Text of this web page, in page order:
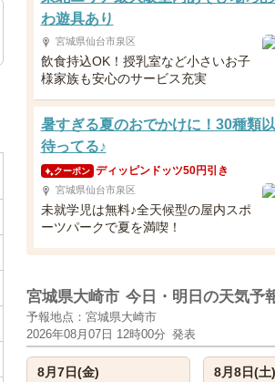
わ遊具あり
宮城県仙台市泉区
飲食持込OK！授乳室など小さいお子
様家族も安心のサービス充実
暑すぎる夏のおでかけに！30種類
待ってる♪
クーポン ディッピンドッツ50円引き
宮城県仙台市泉区
未就学児は無料♪全天候型の屋内スポ
ーツパークで夏を満喫！
宮城県大崎市 今日・明日の天気予
予報地点：宮城県大崎市
2026年08月07日 12時00分 発表
8月7日(金) 8月8日(土)